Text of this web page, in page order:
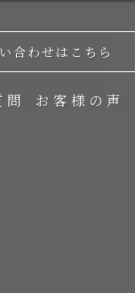
合わせはこちら
問 お客様の声